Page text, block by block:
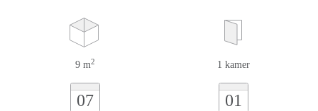
9 m2 1 kamer
07 01